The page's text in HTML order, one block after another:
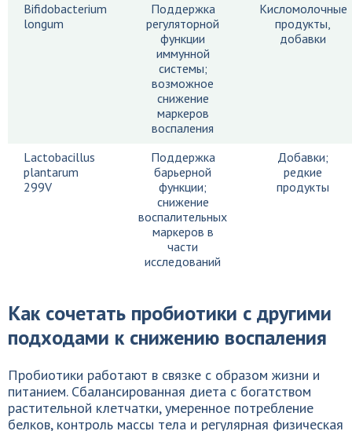
Bifidobacterium
longum
Поддержка
регуляторной
функции
иммунной
системы;
возможное
снижение
маркеров
воспаления
Кисломолочные
продукты,
добавки
Lactobacillus
plantarum
299V
Поддержка
барьерной
функции;
снижение
воспалительных
маркеров в
части
исследований
Добавки;
редкие
продукты
Как сочетать пробиотики с другими
подходами к снижению воспаления
Пробиотики работают в связке с образом жизни и
питанием. Сбалансированная диета с богатством
растительной клетчатки, умеренное потребление
белков, контроль массы тела и регулярная физическая